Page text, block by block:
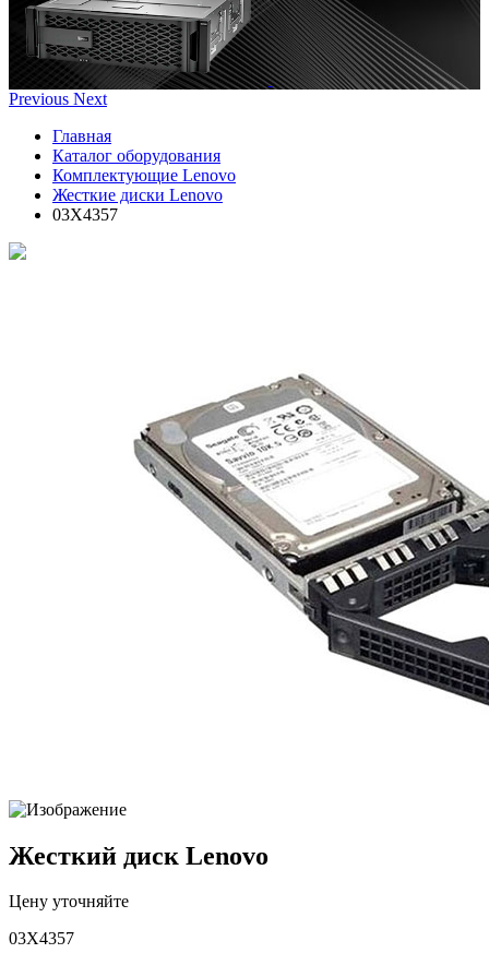
Previous Next
Главная
Каталог оборудования
Комплектующие Lenovo
Жесткие диски Lenovo
03X4357
Жесткий диск Lenovo
Цену уточняйте
03X4357